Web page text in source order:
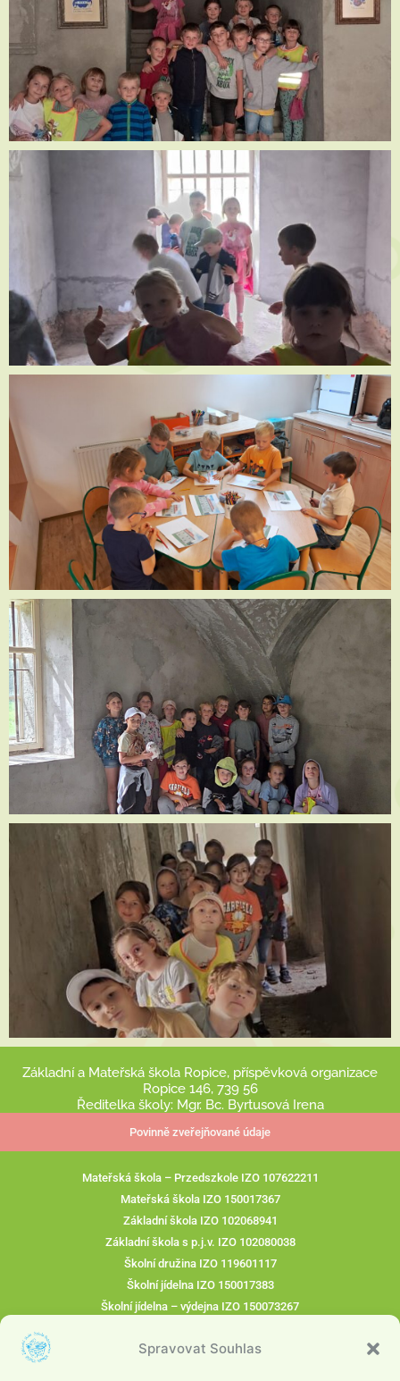
Spravovat Souhlas
Základní a Mateřská škola Ropice, příspěvková organizace
Ropice 146, 739 56
Ředitelka školy: Mgr. Bc. Byrtusová Irena
Povinně zveřejňované údaje
Mateřská škola – Przedszkole IZO 107622211
Mateřská škola IZO 150017367
Základní škola IZO 102068941
Základní škola s p.j.v. IZO 102080038
Školní družina IZO 119601117
Školní jídelna IZO 150017383
Školní jídelna – výdejna IZO 150073267
ID datové stránky: swimg6k